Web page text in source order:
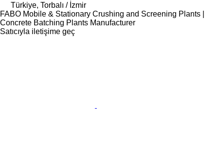
Türkiye, Torbalı / İzmir
FABO Mobile & Stationary Crushing and Screening Plants |
Concrete Batching Plants Manufacturer
Satıcıyla iletişime geç